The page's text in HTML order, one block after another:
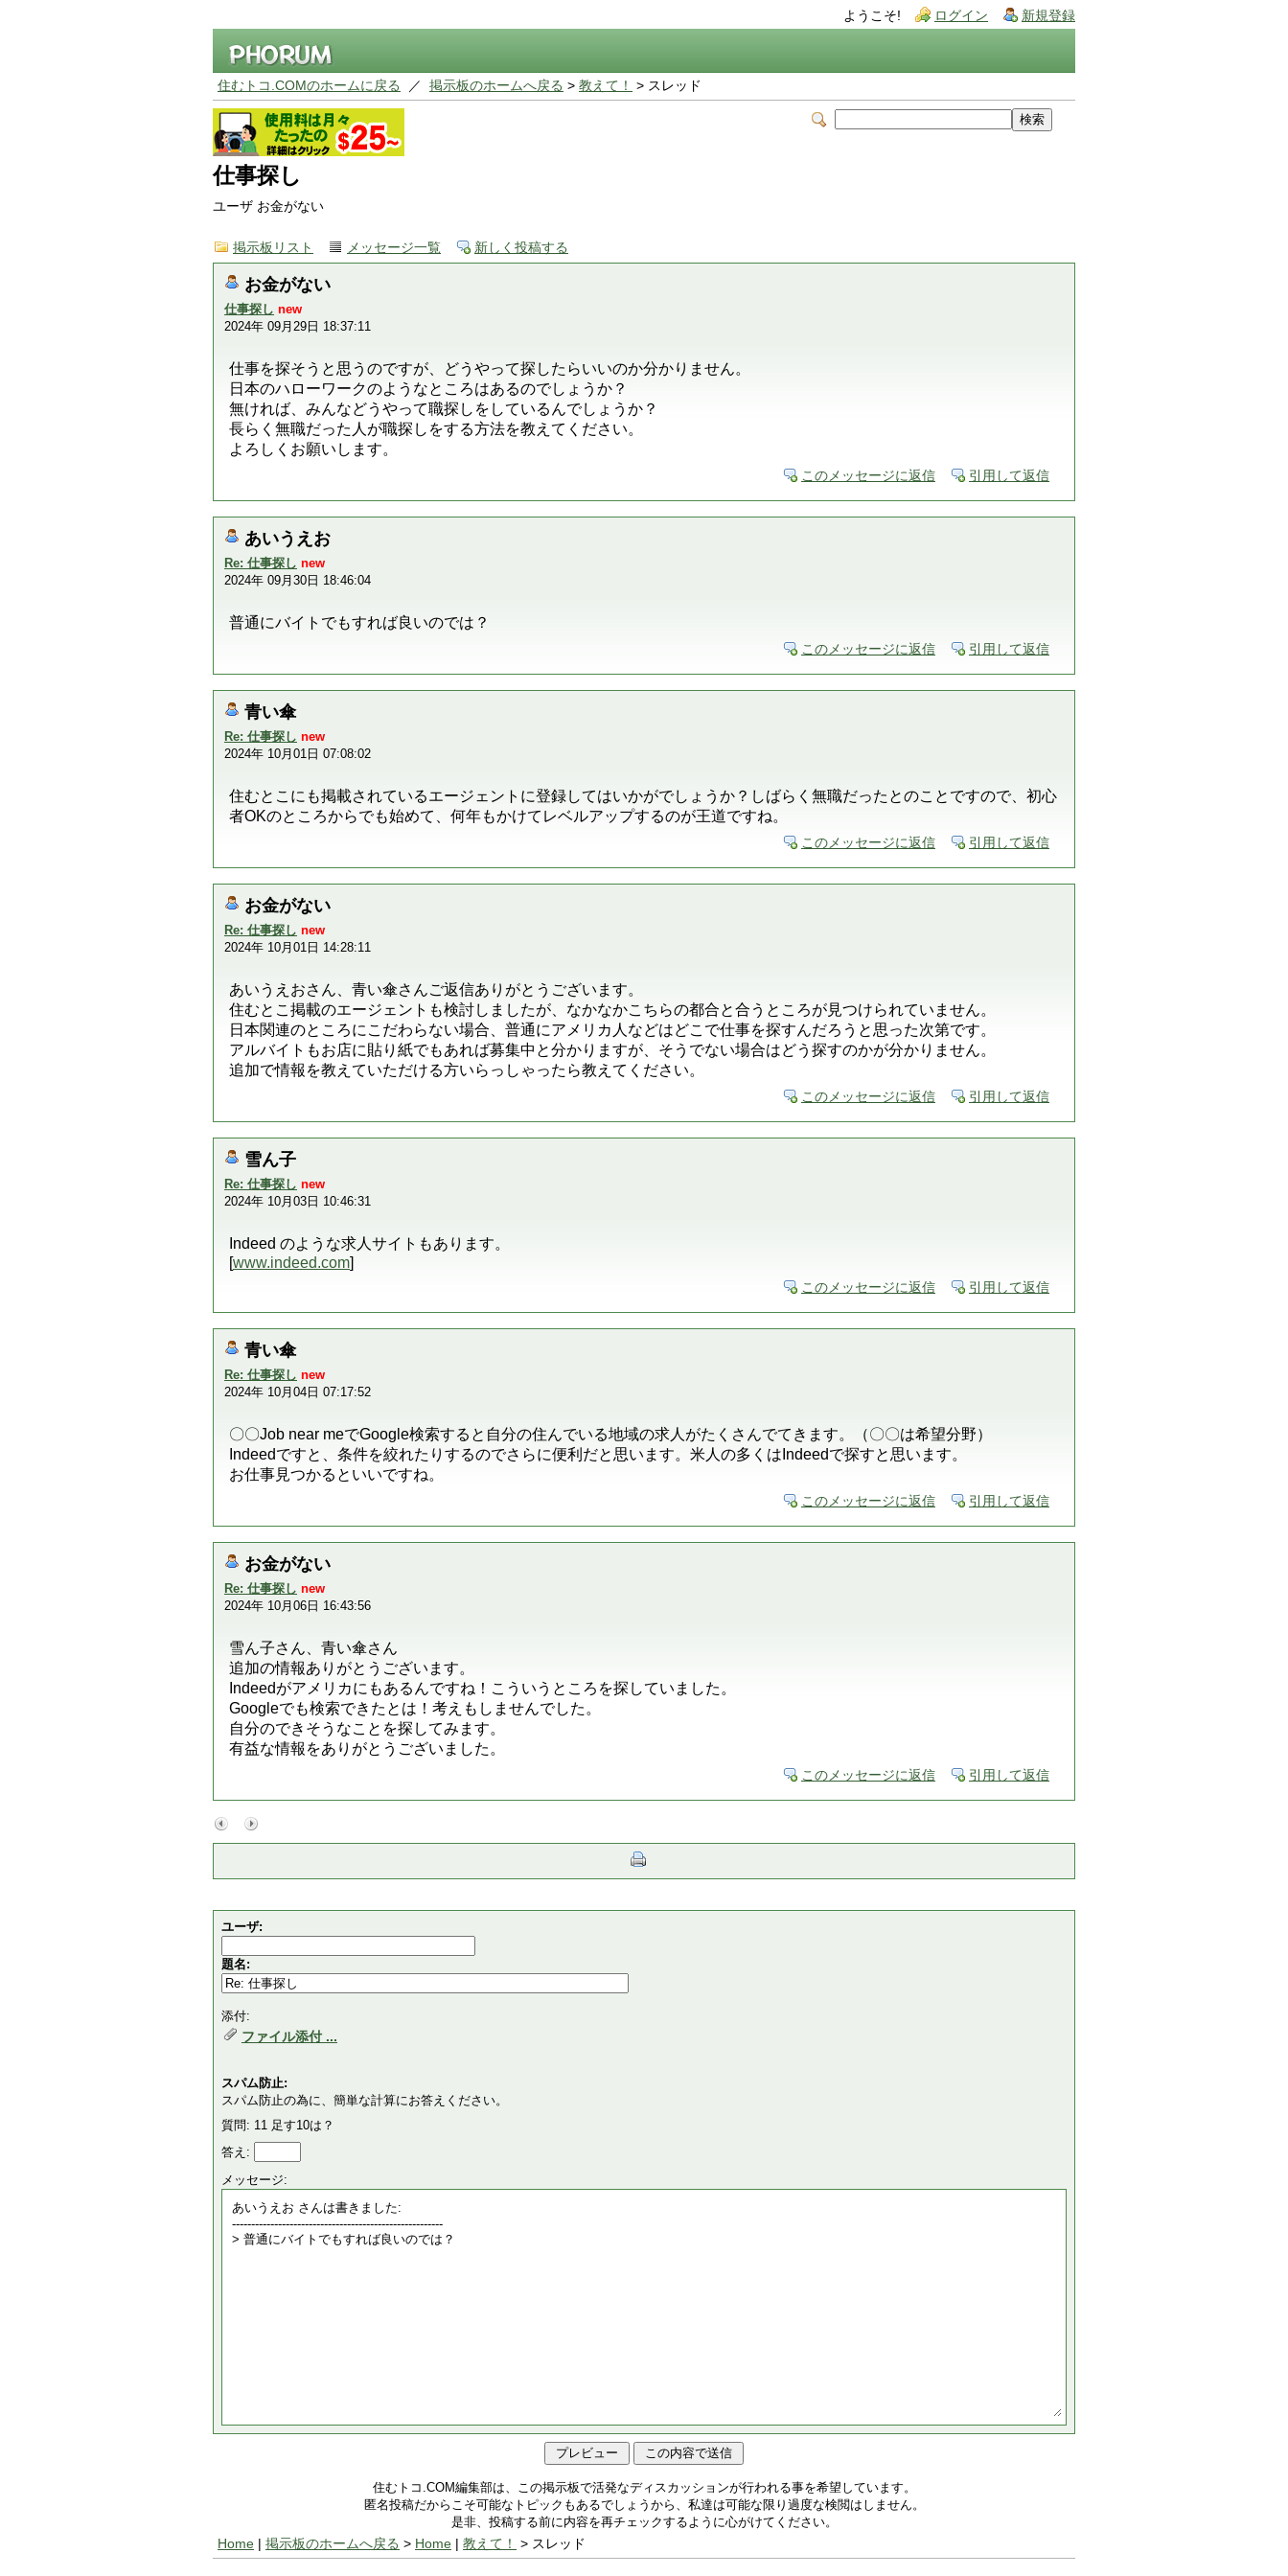
ようこそ! ログイン 新規登録
住むトコ.COMのホームに戻る ／ 掲示板のホームへ戻る > 教えて！ > スレッド
仕事探し
ユーザ お金がない
掲示板リスト メッセージ一覧 新しく投稿する
お金がない
仕事探し new
2024年 09月29日 18:37:11
仕事を探そうと思うのですが、どうやって探したらいいのか分かりません。
日本のハローワークのようなところはあるのでしょうか？
無ければ、みんなどうやって職探しをしているんでしょうか？
長らく無職だった人が職探しをする方法を教えてください。
よろしくお願いします。
このメッセージに返信 引用して返信
あいうえお
Re: 仕事探し new
2024年 09月30日 18:46:04
普通にバイトでもすれば良いのでは？
このメッセージに返信 引用して返信
青い傘
Re: 仕事探し new
2024年 10月01日 07:08:02
住むとこにも掲載されているエージェントに登録してはいかがでしょうか？しばらく無職だったとのことですので、初心
者OKのところからでも始めて、何年もかけてレベルアップするのが王道ですね。
このメッセージに返信 引用して返信
お金がない
Re: 仕事探し new
2024年 10月01日 14:28:11
あいうえおさん、青い傘さんご返信ありがとうございます。
住むとこ掲載のエージェントも検討しましたが、なかなかこちらの都合と合うところが見つけられていません。
日本関連のところにこだわらない場合、普通にアメリカ人などはどこで仕事を探すんだろうと思った次第です。
アルバイトもお店に貼り紙でもあれば募集中と分かりますが、そうでない場合はどう探すのかが分かりません。
追加で情報を教えていただける方いらっしゃったら教えてください。
このメッセージに返信 引用して返信
雪ん子
Re: 仕事探し new
2024年 10月03日 10:46:31
Indeed のような求人サイトもあります。
[www.indeed.com]
このメッセージに返信 引用して返信
青い傘
Re: 仕事探し new
2024年 10月04日 07:17:52
〇〇Job near meでGoogle検索すると自分の住んでいる地域の求人がたくさんでてきます。（〇〇は希望分野）
Indeedですと、条件を絞れたりするのでさらに便利だと思います。米人の多くはIndeedで探すと思います。
お仕事見つかるといいですね。
このメッセージに返信 引用して返信
お金がない
Re: 仕事探し new
2024年 10月06日 16:43:56
雪ん子さん、青い傘さん
追加の情報ありがとうございます。
Indeedがアメリカにもあるんですね！こういうところを探していました。
Googleでも検索できたとは！考えもしませんでした。
自分のできそうなことを探してみます。
有益な情報をありがとうございました。
このメッセージに返信 引用して返信
ユーザ:
題名:
添付:
ファイル添付 ...
スパム防止:
スパム防止の為に、簡単な計算にお答えください。
質問: 11 足す10は？
答え:
メッセージ:
住むトコ.COM編集部は、この掲示板で活発なディスカッションが行われる事を希望しています。
匿名投稿だからこそ可能なトピックもあるでしょうから、私達は可能な限り過度な検閲はしません。
是非、投稿する前に内容を再チェックするように心がけてください。
Home
掲示板のホームへ戻る > Home 教えて！ > スレッド